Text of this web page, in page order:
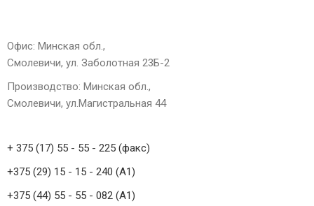
Офис: Минская обл.,
Смолевичи, ул. Заболотная 23Б-2
Производство: Минская обл.,
Смолевичи, ул.Магистральная 44
+ 375 (17) 55 - 55 - 225 (факс)
+375 (29) 15 - 15 - 240 (А1)
+375 (44) 55 - 55 - 082 (А1)